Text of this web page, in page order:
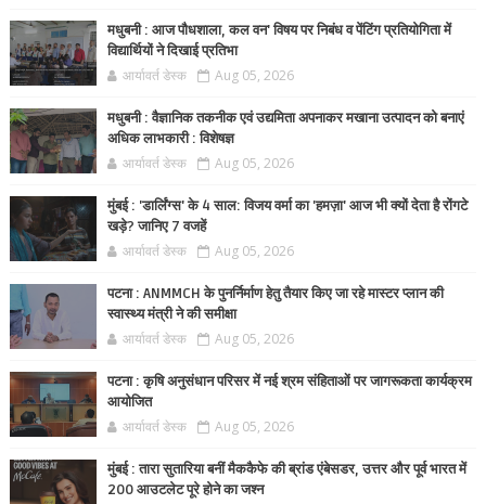
मधुबनी : आज पौधशाला, कल वन' विषय पर निबंध व पेंटिंग प्रतियोगिता में
विद्यार्थियों ने दिखाई प्रतिभा
आर्यावर्त डेस्क Aug 05, 2026
मधुबनी : वैज्ञानिक तकनीक एवं उद्यमिता अपनाकर मखाना उत्पादन को बनाएं
अधिक लाभकारी : विशेषज्ञ
आर्यावर्त डेस्क Aug 05, 2026
मुंबई : 'डार्लिंग्स' के 4 साल: विजय वर्मा का 'हमज़ा' आज भी क्यों देता है रोंगटे
खड़े? जानिए 7 वजहें
आर्यावर्त डेस्क Aug 05, 2026
पटना : ANMMCH के पुनर्निर्माण हेतु तैयार किए जा रहे मास्टर प्लान की
स्वास्थ्य मंत्री ने की समीक्षा
आर्यावर्त डेस्क Aug 05, 2026
पटना : कृषि अनुसंधान परिसर में नई श्रम संहिताओं पर जागरूकता कार्यक्रम
आयोजित
आर्यावर्त डेस्क Aug 05, 2026
मुंबई : तारा सुतारिया बनीं मैककैफे की ब्रांड एंबेसडर, उत्तर और पूर्व भारत में
200 आउटलेट पूरे होने का जश्न